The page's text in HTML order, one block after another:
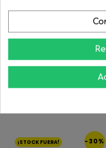
-30%
¡STOCK FUERA!